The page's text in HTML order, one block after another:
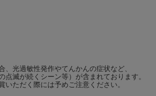
光過敏性発作やてんかんの症状など、
滅が続くシーン等）が含まれております。
ただく際には予めご注意ください。